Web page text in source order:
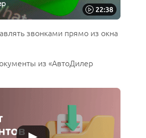
звонками прямо из окна
из «АвтоДилер